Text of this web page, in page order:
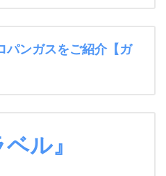
パンガスをご紹介【ガ
ル』